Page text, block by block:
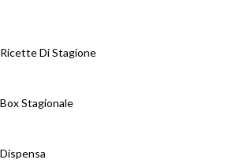
Ricette Di Stagione
Box Stagionale
Dispensa